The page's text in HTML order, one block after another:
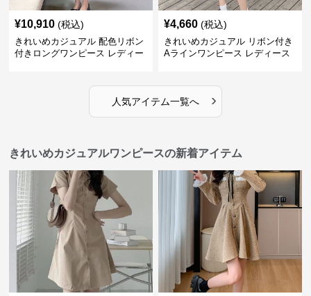
¥10,910 (税込)
きれいめカジュアル 配色リボン
付きロングワンピース レディー
¥4,660 (税込)
きれいめカジュアル リボン付き
Aラインワンピース レディース
ン
人気アイテム一覧へ ›
きれいめカジュアルワンピースの新着アイテム